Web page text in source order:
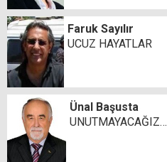
Faruk Sayılır
UCUZ HAYATLAR
Ünal Başusta
UNUTMAYACAĞIZ…